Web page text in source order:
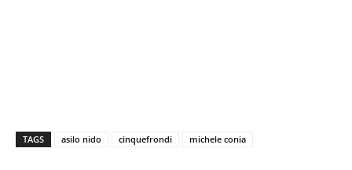
TAGS asilo nido cinquefrondi michele conia